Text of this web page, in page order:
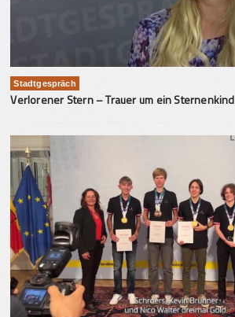
Stadtgespräch
Verlorener Stern – Trauer um ein Sternenkind